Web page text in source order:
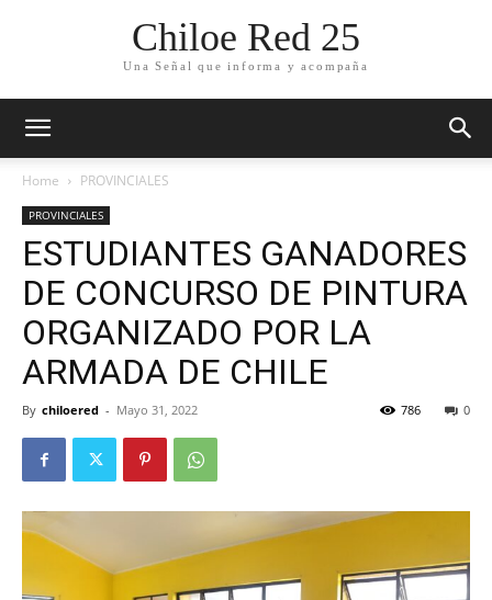
Chiloe Red 25
Una Señal que informa y acompaña
Home PROVINCIALES
PROVINCIALES
ESTUDIANTES GANADORES
DE CONCURSO DE PINTURA
ORGANIZADO POR LA
ARMADA DE CHILE
By chiloered - Mayo 31, 2022 0
786